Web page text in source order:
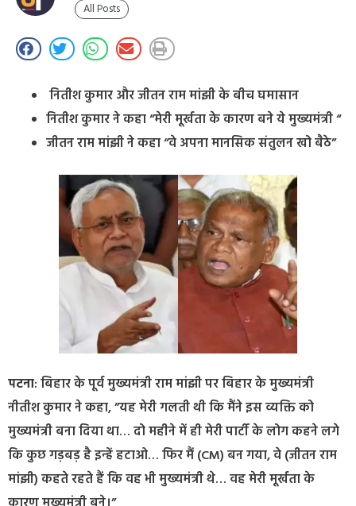
All Posts
नितीश कुमार और जीतन राम मांझी के बीच घमासान
नितीश कुमार ने कहा “मेरी मूर्खता के कारण बने ये मुख्यमंत्री “
जीतन राम मांझी ने कहा “वे अपना मानसिक संतुलन खो बैठे”
पटना: बिहार के पूर्व मुख्यमंत्री राम मांझी पर बिहार के मुख्यमंत्री
नीतीश कुमार ने कहा, ”यह मेरी गलती थी कि मैंने इस व्यक्ति को
मुख्यमंत्री बना दिया था… दो महीने में ही मेरी पार्टी के लोग कहने लगे
कि कुछ गड़बड़ है इन्हें हटाओ… फिर मैं (CM) बन गया, वे (जीतन राम
मांझी) कहते रहते हैं कि वह भी मुख्यमंत्री थे… वह मेरी मूर्खता के